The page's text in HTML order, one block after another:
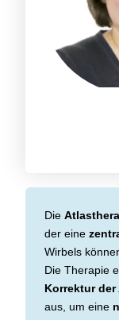
Die
der eine
Wirbels
Die Therapie
Korrektur
aus, um eine